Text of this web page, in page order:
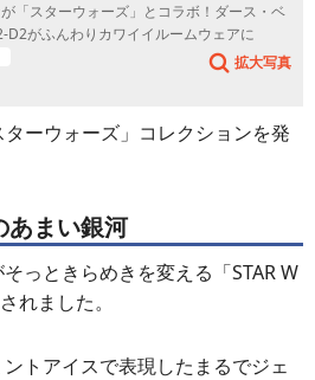
「スターウォーズ」とコラボ！ダース・ベ
D2がふんわりカワイイルームウェアに
拡大写真
ターウォーズ」コレクションを発
まい銀河
っときらめきを変える「STAR W
れました。
トアイスで表現したまるでジェ